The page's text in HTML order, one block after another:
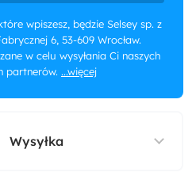
wpiszesz, będzie Selsey sp. z
6, 53-609 Wrocław.
w celu wysyłania Ci naszych
partnerów. ...więcej
Wysyłka